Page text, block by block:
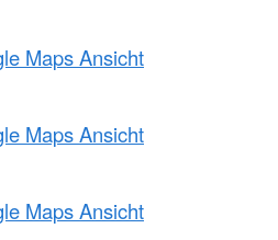
Maps Ansicht
Maps Ansicht
Maps Ansicht